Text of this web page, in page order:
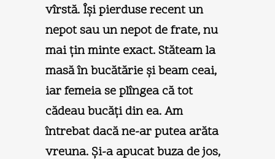
vîrstă. Îşi pierduse recent un
nepot sau un nepot de frate, nu
mai ţin minte exact. Stăteam la
masă în bucătărie şi beam ceai,
iar femeia se plîngea că tot
cădeau bucăţi din ea. Am
întrebat dacă ne-ar putea arăta
vreuna. Şi-a apucat buza de jos,